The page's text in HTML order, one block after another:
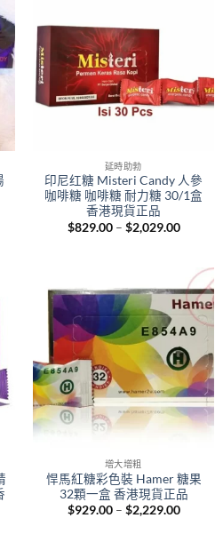
延時助勃
印尼红糖 Misteri Candy 人參
咖啡糖 咖啡糖 耐力糖 30/1盒
香港現貨正品
$829.00 – $2,029.00Price
增大增粗
悍馬紅糖彩色裝 Hamer 糖果
32顆一盒 香港現貨正品
$929.00 – $2,229.00Price